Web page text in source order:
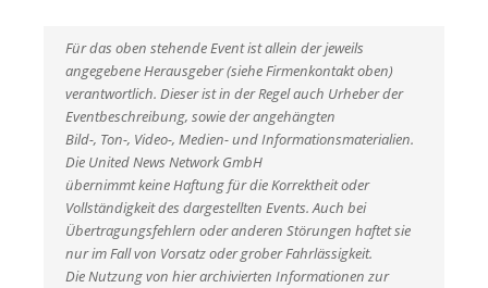
Für das oben stehende Event ist allein der jeweils
angegebene Herausgeber (siehe Firmenkontakt oben)
verantwortlich. Dieser ist in der Regel auch Urheber der
Eventbeschreibung, sowie der angehängten
Bild-, Ton-, Video-, Medien- und Informationsmaterialien.
Die United News Network GmbH
übernimmt keine Haftung für die Korrektheit oder
Vollständigkeit des dargestellten Events. Auch bei
Übertragungsfehlern oder anderen Störungen haftet sie
nur im Fall von Vorsatz oder grober Fahrlässigkeit.
Die Nutzung von hier archivierten Informationen zur